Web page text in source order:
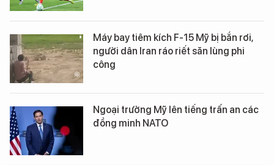
Máy bay tiêm kích F-15 Mỹ bị bắn rơi,
người dân Iran ráo riết săn lùng phi
công
Ngoại trưởng Mỹ lên tiếng trấn an các
đồng minh NATO